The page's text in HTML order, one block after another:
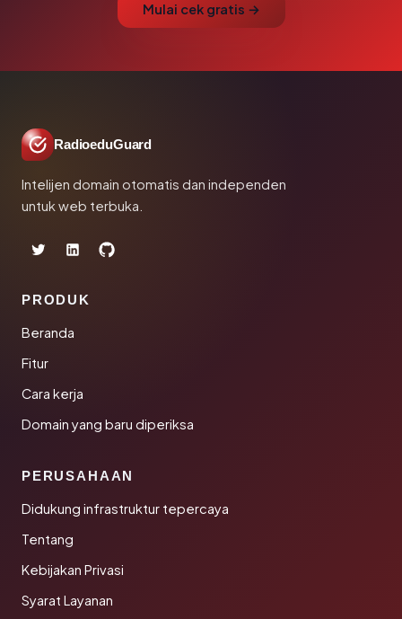
Mulai cek gratis →
RadioeduGuard
Intelijen domain otomatis dan independen
untuk web terbuka.
PRODUK
Beranda
Fitur
Cara kerja
Domain yang baru diperiksa
PERUSAHAAN
Didukung infrastruktur tepercaya
Tentang
Kebijakan Privasi
Syarat Layanan